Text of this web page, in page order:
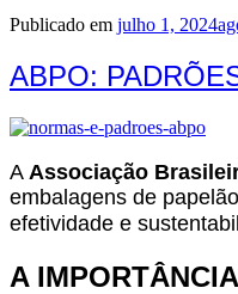
Publicado em julho 1, 2024
ABPO:
A Associação
embalagens de
efetividade e
A